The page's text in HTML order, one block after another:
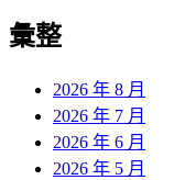
彙整
2026 年 8 月
2026 年 7 月
2026 年 6 月
2026 年 5 月